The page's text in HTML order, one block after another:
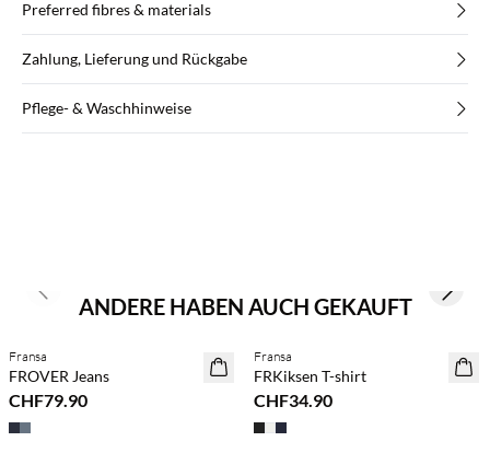
Preferred fibres & materials
Zahlung, Lieferung und Rückgabe
Pflege- & Waschhinweise
ANDERE HABEN AUCH GEKAUFT
NEUHEITEN
Kaufe mind. 2 & spare 20 %
Fransa
FROVER Jeans
CHF79.90
BASIC DEAL
Fransa
FRKiksen T-shirt
CHF34.90
Previous slide Next